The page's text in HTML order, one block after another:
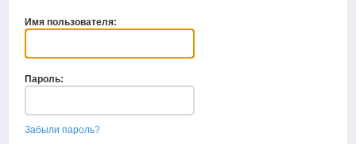
Имя пользователя:
Пароль:
Забыли пароль?